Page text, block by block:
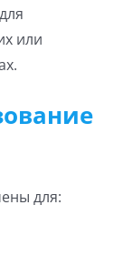
или
для: